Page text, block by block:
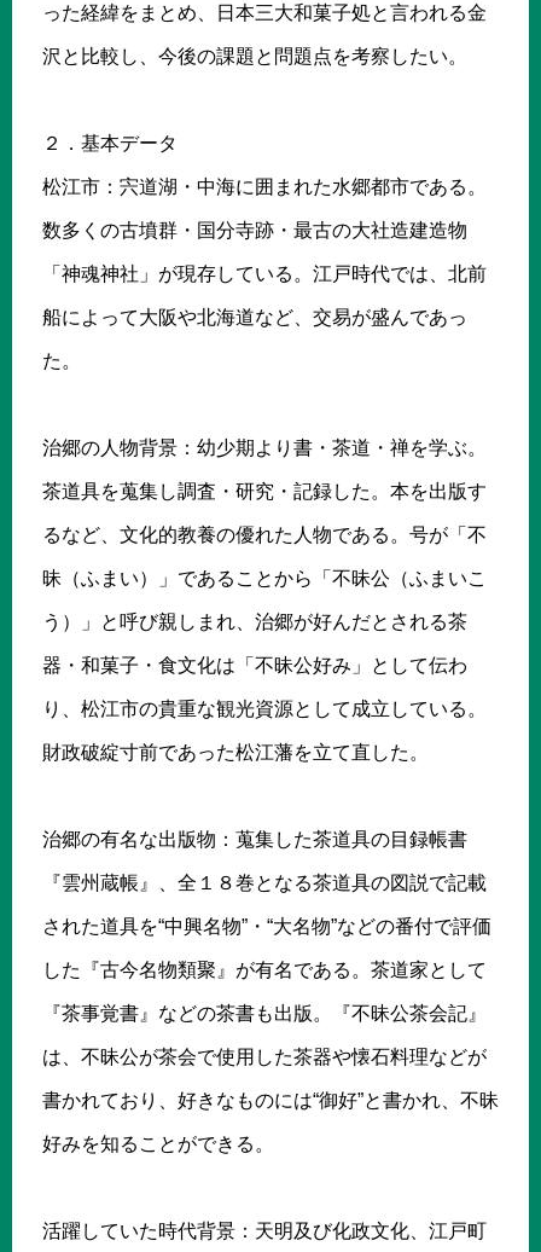
った経緯をまとめ、日本三大和菓子処と言われる金
沢と比較し、今後の課題と問題点を考察したい。
２．基本データ
松江市：宍道湖・中海に囲まれた水郷都市である。
数多くの古墳群・国分寺跡・最古の大社造建造物
「神魂神社」が現存している。江戸時代では、北前
船によって大阪や北海道など、交易が盛んであっ
た。
治郷の人物背景：幼少期より書・茶道・禅を学ぶ。
茶道具を蒐集し調査・研究・記録した。本を出版す
るなど、文化的教養の優れた人物である。号が「不
昧（ふまい）」であることから「不昧公（ふまいこ
う）」と呼び親しまれ、治郷が好んだとされる茶
器・和菓子・食文化は「不昧公好み」として伝わ
り、松江市の貴重な観光資源として成立している。
財政破綻寸前であった松江藩を立て直した。
治郷の有名な出版物：蒐集した茶道具の目録帳書
『雲州蔵帳』、全１８巻となる茶道具の図説で記載
された道具を“中興名物”・“大名物”などの番付で評価
した『古今名物類聚』が有名である。茶道家として
『茶事覚書』などの茶書も出版。『不昧公茶会記』
は、不昧公が茶会で使用した茶器や懐石料理などが
書かれており、好きなものには“御好”と書かれ、不昧
好みを知ることができる。
活躍していた時代背景：天明及び化政文化、江戸町